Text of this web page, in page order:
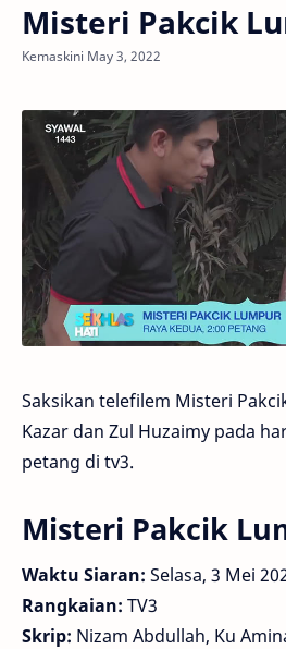
Misteri Pakcik
Saksikan telefilem Misteri
Kazar dan Zul Huzaimy pada
petang di tv3.
Misteri Pakcik
Waktu Siaran: Selasa, 3 Mei
Rangkaian: TV3
Skrip: Nizam Abdullah, Ku